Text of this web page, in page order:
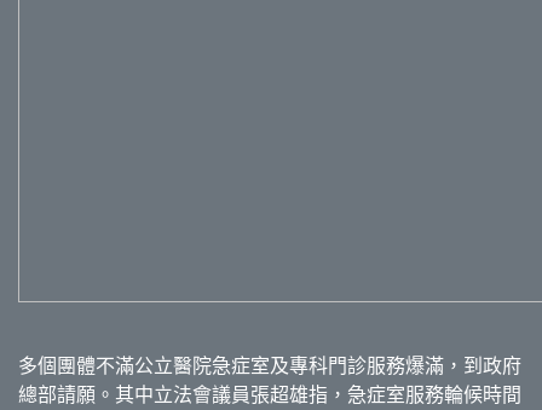
多個團體不滿公立醫院急症室及專科門診服務爆滿，到政府
總部請願。其中立法會議員張超雄指，急症室服務輪候時間